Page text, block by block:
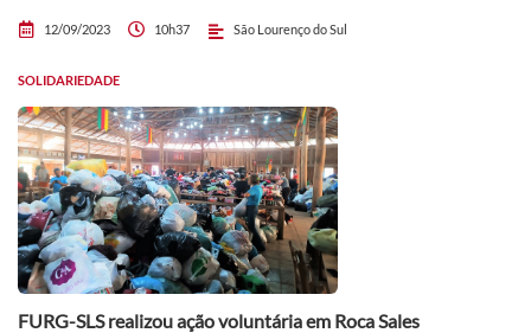
12/09/2023 10h37 São Lourenço do Sul
SOLIDARIEDADE
FURG-SLS realizou ação voluntária em Roca Sales